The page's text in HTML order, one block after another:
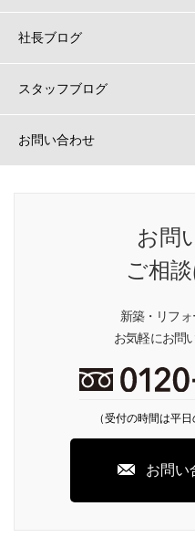
社長ブログ
スタッフブログ
お問い合わせ
お問
ご相
新築・リフ
お気軽にお問
（受付の時間は平
お問い